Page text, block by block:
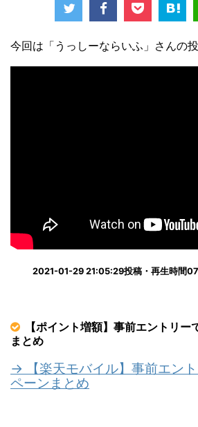
今回は「うっしーならいふ」さんの
2021-01-29 21:05:29投稿・再生時間
【ポイント増額】事前エントリ
まとめ
→ 【楽天モバイル】事前エン
ペーンまとめ